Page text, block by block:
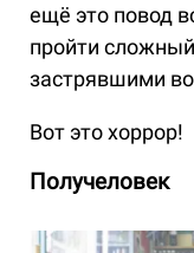
ещё это повод
пройти
застрявшими
Вот это хоррор!
Получеловек